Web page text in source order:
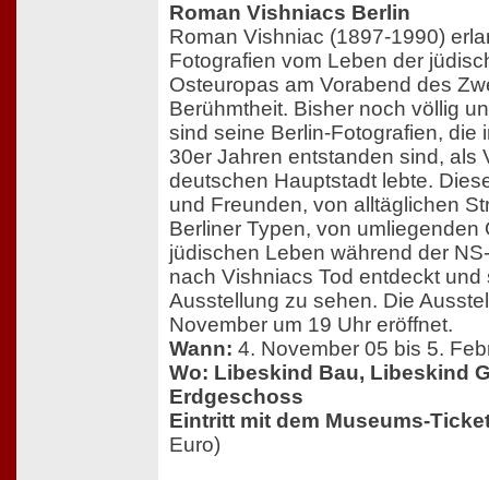
Roman Vishniacs Berlin
Roman Vishniac (1897-1990)
Fotografien vom Leben der
Osteuropas am Vorabend des
Berühmtheit. Bisher noch völlig
sind seine Berlin-Fotografien, die
30er Jahren entstanden sind, als
deutschen Hauptstadt lebte.
und Freunden, von alltäglichen
Berliner Typen, von umliegenden
jüdischen Leben während der
nach Vishniacs Tod entdeckt und
Ausstellung zu sehen. Die
November um 19 Uhr eröffnet.
Wann: 4. November 05 bis 5.
Wo: Libeskind Bau, Libeskind
Erdgeschoss
Eintritt mit dem Museums-
Euro)